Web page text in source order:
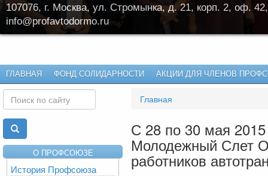
107076, г. Москва, ул. Стромынка, д. 21, корп. 2, оф.
info@profavtodormo.ru
ГЛАВНАЯ ФОНД СОЛИДАРНОСТИ АКЦИИ ДЛЯ ЧЛЕНОВ
О ПРОФСОЮЗЕ
История Профсоюза
Главная
С 28 по 30 мая
Молодежный Слет
работников